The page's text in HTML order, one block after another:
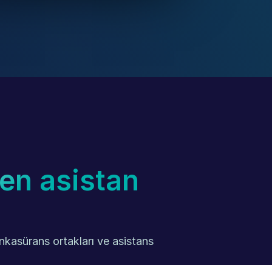
asistan
ortakları ve asistans